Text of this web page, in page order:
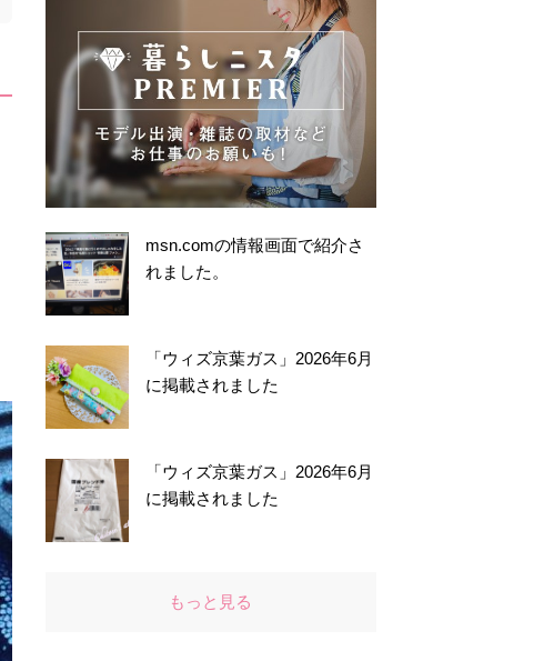
msn.comの情報画面で紹介さ
れました。
「ウィズ京葉ガス」2026年6月
に掲載されました
「ウィズ京葉ガス」2026年6月
に掲載されました
もっと見る